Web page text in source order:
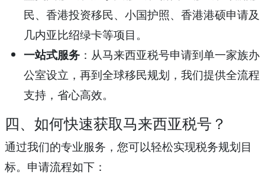
民、香港投资移民、小国护照、香港港硕申请及
几内亚比绍绿卡等项目。
一站式服务 ：从马来西亚税号申请到单一家族办
公室设立，再到全球移民规划，我们提供全流程
支持，省心高效。
四、如何快速获取马来西亚税号？
通过我们的专业服务，您可以轻松实现税务规划目
标。申请流程如下：